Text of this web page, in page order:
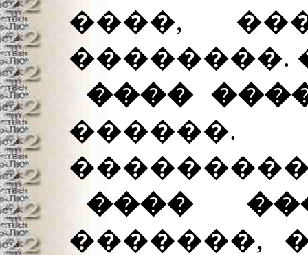
����,
��������.
����
����
�������,